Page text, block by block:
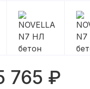
765 ₽